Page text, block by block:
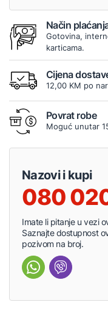
Način
Gotovina,
karticama.
Cijena
12,00 KM po
Povrat robe
Moguć unutar
Nazovi i kupi
080
Imate li pitanje u vezi
Saznajte dostupnost
pozivom na broj.